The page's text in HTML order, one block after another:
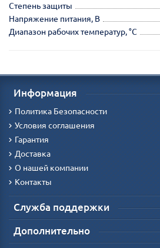
Степень защиты
Напряжение питания, В
Диапазон рабочих температур, °С
Информация
Политика Безопасности
Условия соглашения
Гарантия
Доставка
О нашей компании
Контакты
Служба поддержки
Дополнительно